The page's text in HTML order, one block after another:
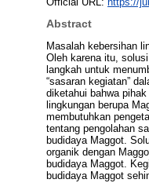
Abstract
Masalah kebersihan
Oleh karena itu,
langkah untuk
“sasaran kegiatan”
diketahui bahwa
lingkungan berupa
membutuhkan
tentang pengolahan
budidaya Maggot.
organik dengan
budidaya Maggot.
budidaya Maggot